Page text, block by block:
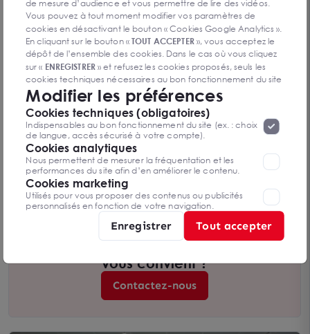
VILLEBAROU - LOCATION LOCAL D'ACTIVITE DE
400 M²
41000 VILLEBAROU
400 m²
Loyer sur demande
Vous n’avez pas trouvé l’offre qui
vous convient ?
Contactez-nous
de mesure d’audience et vous permettre de lire des vidéos.
Vous pouvez à tout moment modifier vos paramètres de
cookies en désactivant le bouton « Cookies Google Analytics ».
En cliquant sur le bouton «TOUT ACCEPTER», vous acceptez le
dépôt de l’ensemble des cookies. Dans le cas où vous cliquez
sur « ENREGISTRER» et refusez les cookies proposés, seuls les
cookies techniques nécessaires au bon fonctionnement du site
seront déposés. Pour plus d’informations, vous pouvez consulter
la page«Protection des données à caractère
personnel ».Lorsque vous naviguez sur notre site internet, il
peut être amenée à déposer des cookies. Vous avez la
possibilité de désactiver les cookies, ces réglages ne seront
valables que sur le navigateur que vous utilisez actuellement
Modifier les préférences
Cookies techniques (obligatoires)
Indispensables au bon fonctionnement du site (ex. : choix
de langue, accès sécurisé à votre compte).
Cookies analytiques
Nous permettent de mesurer la fréquentation et les
performances du site afin d’en améliorer le contenu.
Cookies marketing
Utilisés pour vous proposer des contenus ou publicités
personnalisés en fonction de votre navigation.
Enregistrer Tout accepter